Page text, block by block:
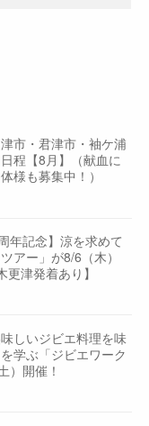
市・君津市・袖ケ浦
程【8月】（献血に
様も募集中！）
年記念】涼を求めて
アー」が8/6（木）
津発着あり】
しいジビエ料理を味
学ぶ「ジビエワーク
）開催！